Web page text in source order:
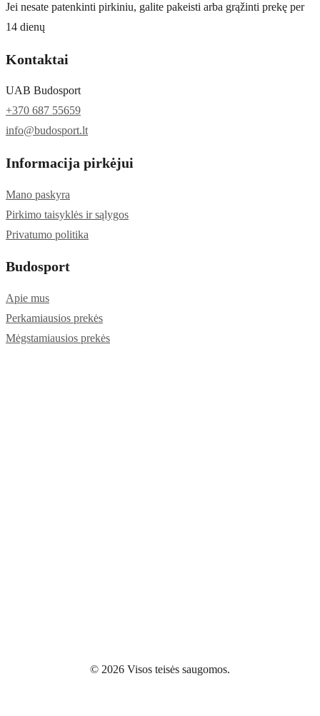
Jei nesate patenkinti pirkiniu, galite pakeisti arba grąžinti prekę per
14 dienų
Kontaktai
UAB Budosport
+370 687 55659
info@budosport.lt
Informacija pirkėjui
Mano paskyra
Pirkimo taisyklės ir sąlygos
Privatumo politika
Budosport
Apie mus
Perkamiausios prekės
Mėgstamiausios prekės
© 2026 Visos teisės saugomos.